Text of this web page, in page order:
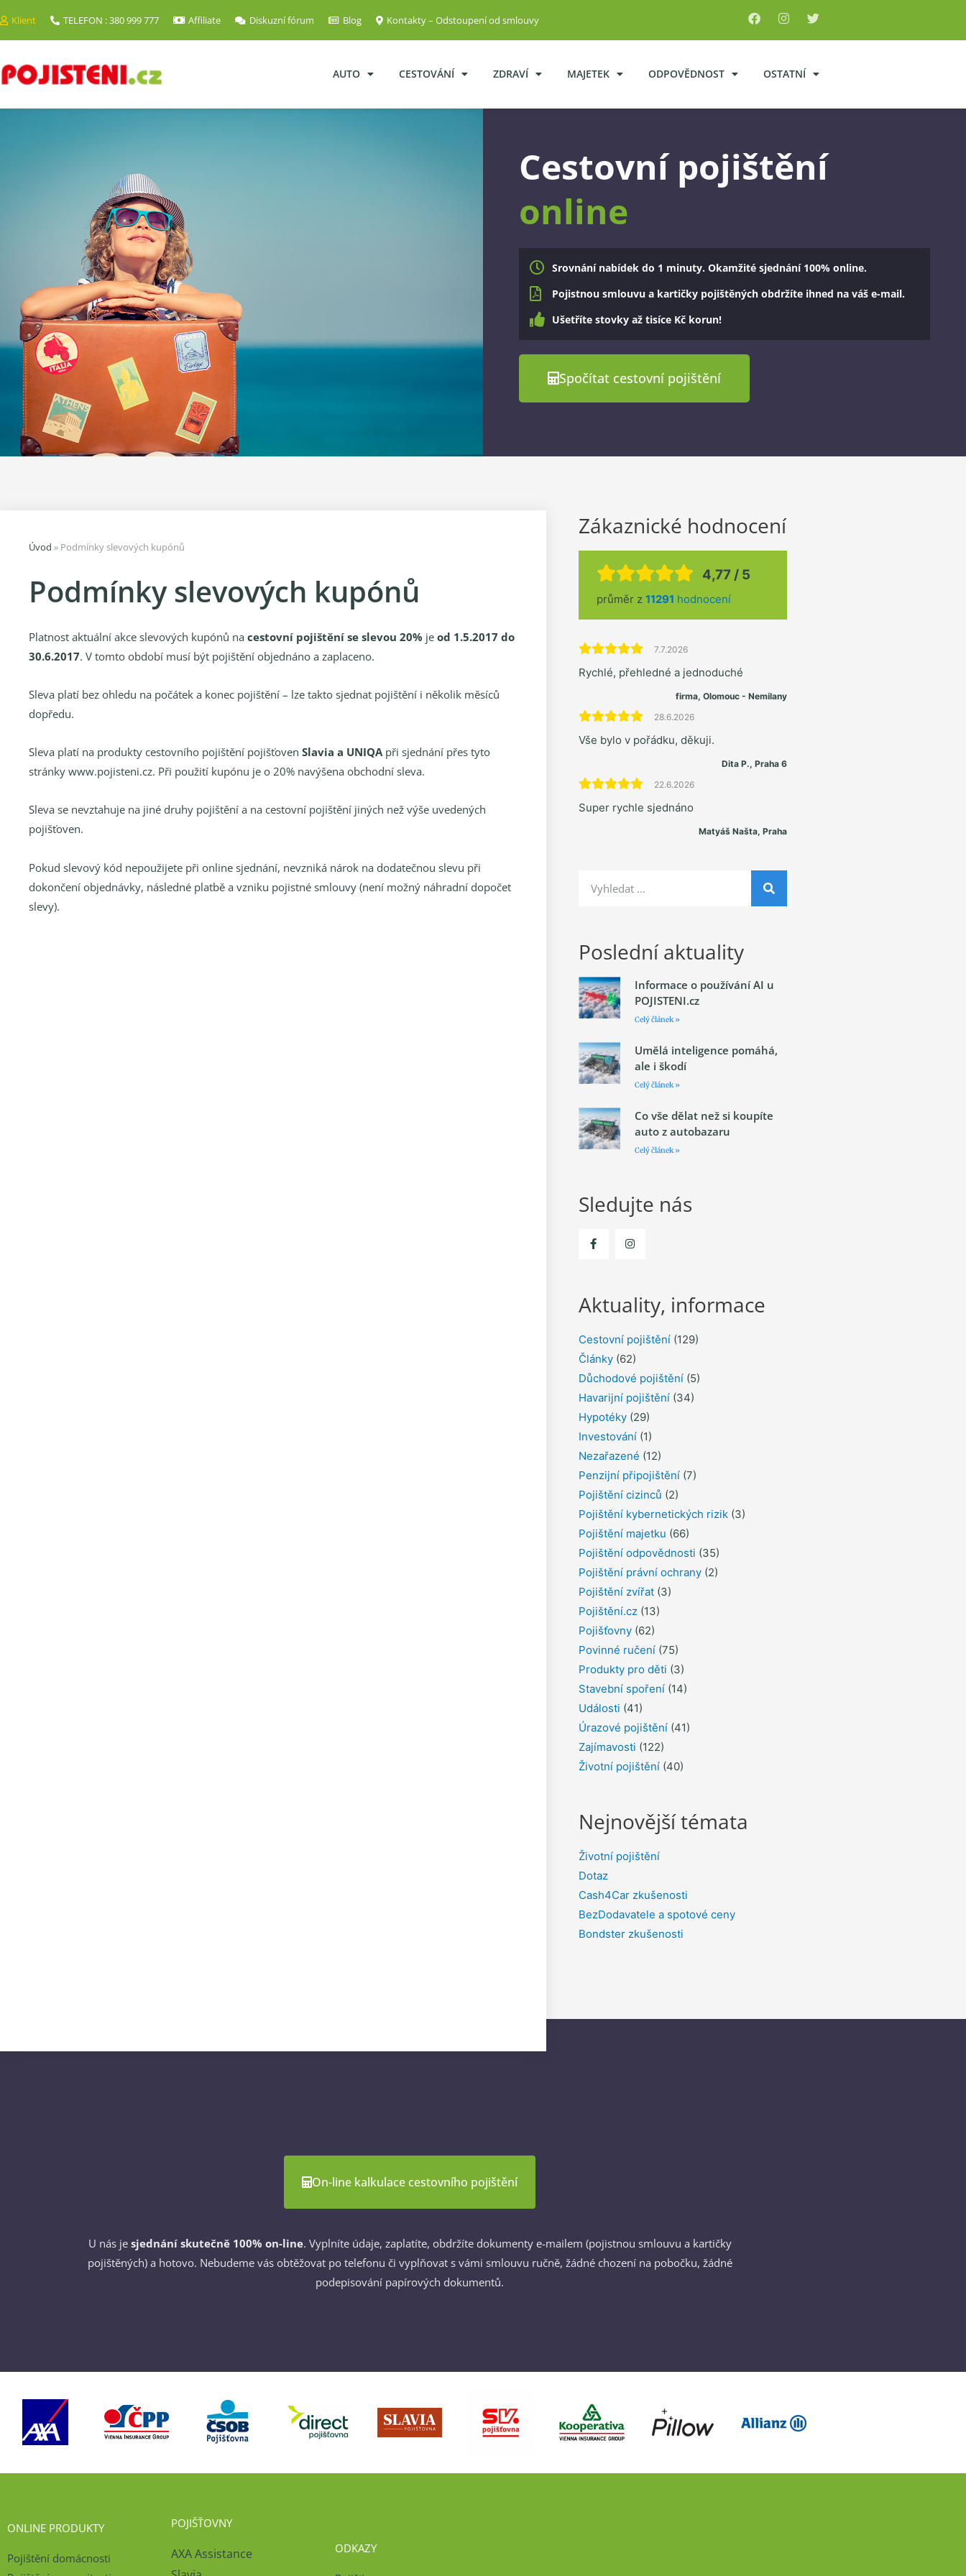
Klient TELEFON : 380 999 777 Affiliate Diskuzní fórum Blog Kontakty – Odstoupení od smlouvy
AUTO CESTOVÁNÍ ZDRAVÍ MAJETEK ODPOVĚDNOST OSTATNÍ
Cestovní pojištění
online
Srovnání nabídek do 1 minuty. Okamžité sjednání 100% online.
Pojistnou smlouvu a kartičky pojištěných obdržíte ihned na váš e-mail.
Ušetříte stovky až tisíce Kč korun!
Spočítat cestovní pojištění
Úvod » Podmínky slevových kupónů
Podmínky slevových kupónů
Platnost aktuální akce slevových kupónů na cestovní pojištění se slevou 20% je od 1.5.2017 do
30.6.2017. V tomto období musí být pojištění objednáno a zaplaceno.
Sleva platí bez ohledu na počátek a konec pojištění – lze takto sjednat pojištění i několik měsíců
dopředu.
Sleva platí na produkty cestovního pojištění pojišťoven Slavia a UNIQApři sjednání přes tyto
stránky www.pojisteni.cz. Při použití kupónu je o 20% navýšena obchodní sleva.
Sleva se nevztahuje na jiné druhy pojištění a na cestovní pojištění jiných než výše uvedených
pojišťoven.
Pokud slevový kód nepoužijete při online sjednání, nevzniká nárok na dodatečnou slevu při
dokončení objednávky, následné platbě a vzniku pojistné smlouvy (není možný náhradní dopočet
slevy).
Zákaznické hodnocení
4,77 / 5
průměr z 11291 hodnocení
7.7.2026
Rychlé, přehledné a jednoduché
firma, Olomouc - Nemilany
28.6.2026
Vše bylo v pořádku, děkuji.
Dita P., Praha 6
22.6.2026
Super rychle sjednáno
Matyáš Našta, Praha
Poslední aktuality
Informace o používání AI u
POJISTENI.cz
Celý článek »
Umělá inteligence pomáhá,
ale i škodí
Celý článek »
Co vše dělat než si koupíte
auto z autobazaru
Celý článek »
Sledujte nás
Aktuality, informace
Cestovní pojištění(129)
Články(62)
Důchodové pojištění(5)
Havarijní pojištění(34)
Hypotéky(29)
Investování(1)
Nezařazené (12)
Penzijní připojištění(7)
Pojištění cizinců (2)
Pojištění kybernetických rizik(3)
Pojištění majetku (66)
Pojištění odpovědnosti (35)
Pojištění právní ochrany(2)
Pojištění zvířat(3)
Pojištění.cz(13)
Pojišťovny(62)
Povinné ručení(75)
Produkty pro děti (3)
Stavební spoření(14)
Události (41)
Úrazové pojištění(41)
Zajímavosti (122)
Životní pojištění(40)
Nejnovější témata
Životní pojištění
Dotaz
Cash4Car zkušenosti
BezDodavatele a spotové ceny
Bondster zkušenosti
On-line kalkulace cestovního pojištění
U nás je sjednání skutečně 100% on-line. Vyplníte údaje, zaplatíte, obdržíte dokumenty e-mailem (pojistnou smlouvu a kartičky
pojištěných) a hotovo. Nebudeme vás obtěžovat po telefonu či vyplňovat s vámi smlouvu ručně, žádné chození na pobočku, žádné
podepisování papírových dokumentů.
ONLINE PRODUKTY
Pojištění domácnosti
POJIŠŤOVNY
AXA Assistance
ODKAZY